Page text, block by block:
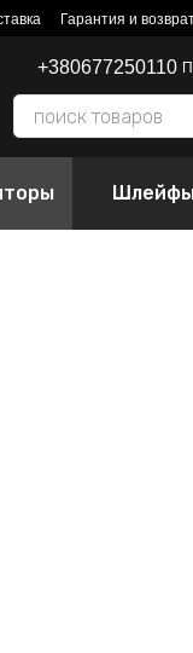
Гарантия и
+380677250110